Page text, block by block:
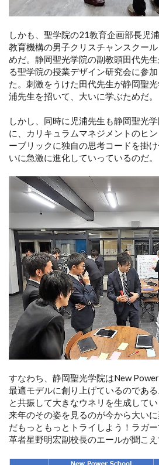
しかも、聖学院の21教育企画部長児
教育機構の男子クリスチャンスクー
めだ。静岡聖光学院の副教頭田代先
る聖学院の授業デザイン研究会に参
た。刺激をうけた田代先生が静岡聖
浦先生を招いて、大いに学ぶためだ。
しかし、同時に児浦先生も静岡聖光学
に、カリキュラムマネジメントのヒ
ーブリックに独自の思考コードを掛
いに急激に進化していっているのだ。
すなわち、静岡聖光学院はNew
最適モデルに創り上げているのであ
と共振して大きなウネリを生成してい
来年のその姿を見るのが今から大い
だもっともっとトライしよう！ラガ
革者星野明宏副校長のエールが聞こえ